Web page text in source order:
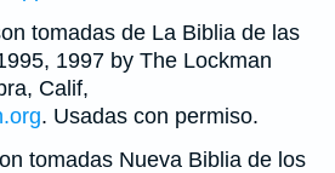
tomadas de La Biblia de las
1997 by The Lockman
Calif,
. Usadas con permiso.
tomadas Nueva Biblia de los